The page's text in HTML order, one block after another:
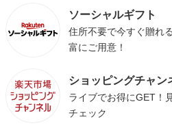
ソーシャルギフト
住所不要で今すぐ贈れ
富にご用意！
ショッピングチャン
ライブでお得にGET！
チェック